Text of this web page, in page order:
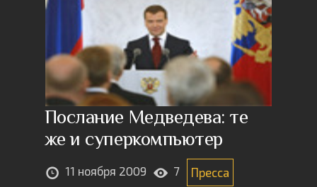
Послание Медведева: те
же и суперкомпьютер
11 ноября 2009 7 Пресса